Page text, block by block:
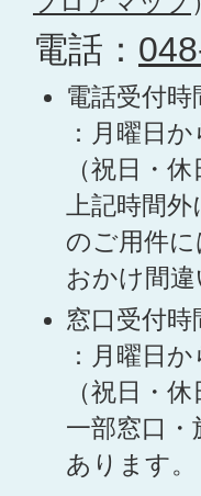
電話：
電話受付時
：月曜日
（祝日・
上記時間
のご用件に
おかけ間
窓口受付時
：月曜日
（祝日・
一部窓口
あります。